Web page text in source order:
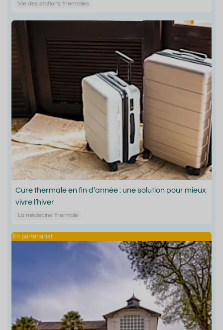
Vie des stations thermales
Cure thermale en fin d’année : une solution pour mieux
vivre l’hiver
La médecine thermale